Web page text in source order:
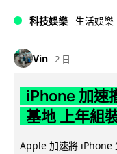
科技娛樂 生活娛樂
Vin 2 日
iPhone 加速
基地 上年組
Apple 加速將 iPhone